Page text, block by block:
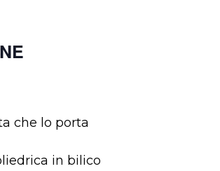
che lo porta
in bilico